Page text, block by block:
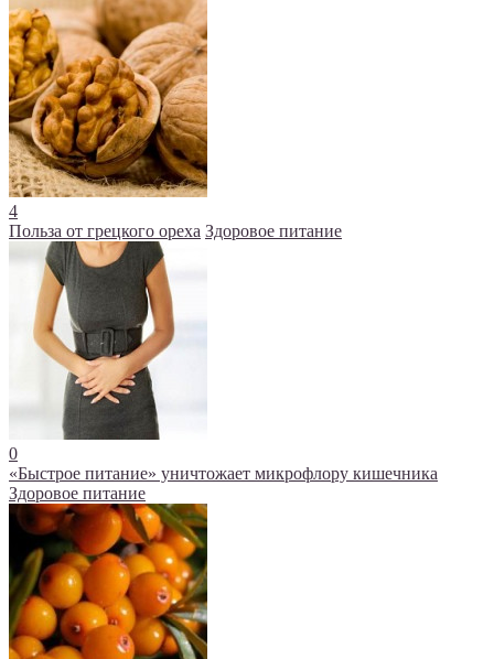
4
Польза от грецкого ореха Здоровое питание
0
«Быстрое питание» уничтожает микрофлору кишечника
Здоровое питание